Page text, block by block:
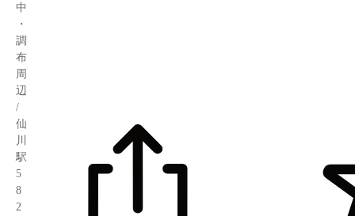
中
・
調
布
周
辺
/
仙
川
駅
5
8
2